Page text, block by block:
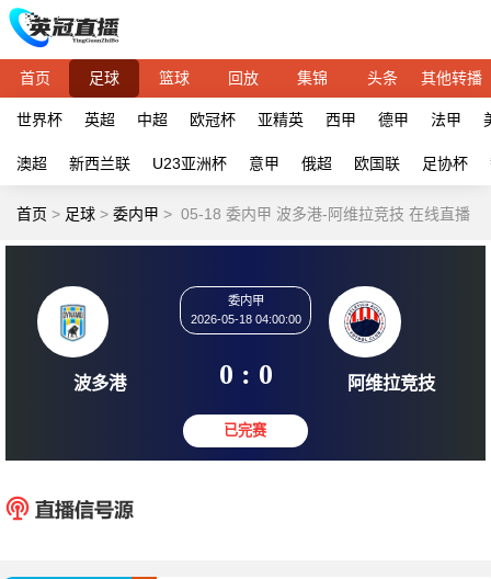
首页 足球 篮球 回放 集锦 头条 其他转播
世界杯 英超 中超 欧冠杯 亚精英 西甲 德甲 法甲
澳超 新西兰联 U23亚洲杯 意甲 俄超 欧国联 足协杯
首页 > 足球 > 委内甲 > 05-18 委内甲 波多港-阿维拉竞技 在线直播
波多港
2026-05-18 04:00:00
0 : 0 阿维